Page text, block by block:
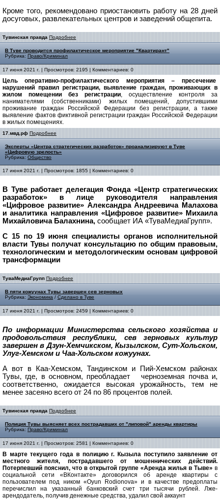
Кроме того, рекомендовано приостановить работу на 28 дней
досуговых, развлекательных центров и заведений общепита.
Тувинская правда Подробнее
В Туве проводится профилактическое мероприятие "Квартирант"
Рубрика: Право/Криминал
17 июня 2021 г. | Просмотров: 2195 | Комментариев: 0
Цель оперативно-профилактического мероприятия – пресечение
нарушений правил регистрации, выявление граждан, проживающих в
жилом помещении без регистрации, осуществление контроля за
нанимателями (собственниками) жилых помещений, допустившими
проживание граждан Российской Федерации без регистрации, а также
выявление фактов фиктивной регистрации граждан Российской Федерации
в жилых помещениях.
17.мвд.рф Подробнее
Эксперты «Центра стратегических разработок» проанализируют в Туве
«Цифровую зрелость»
Рубрика: Общество
17 июня 2021 г. | Просмотров: 1855 | Комментариев: 0
В Туве работает делегация Фонда «Центр стратегических
разработок» в лице руководителя направления
«Цифровое развитие» Александра Андреевича Малахова
и аналитика направления «Цифровое развитие» Михаила
Михайловича Балахнина, сообщает ИА «ТуваМедиаГрупп».
С 15 по 19 июня специалисты органов исполнительной
власти Тувы получат консультацию по общим правовым,
технологическим и методологическим основам цифровой
трансформации
ТуваМедиаГрупп Подробнее
В пяти кожуунах Тувы завершен сев зерновых
Рубрика: Экономика / Сделано в Туве
17 июня 2021 г. | Просмотров: 2459 | Комментариев: 0
По информации Министерства сельского хозяйства и
продовольствия республики, сев зерновых культур
завершен в Дзун-Хемчикском, Кызылском, Сут-Хольском,
Улуг-Хемском и Чаа-Хольском кожуунах.
А вот в Каа-Хемском, Тандинском и Пий-Хемском районах
Тувы, где, в основном, преобладает черноземная почва и,
соответственно, ожидается высокая урожайность, тем не
менее засеяно всего от 24 по 86 процентов полей.
Тувинская правда Подробнее
Полиция Тувы выясняет всех пострадавших от "липовой" аренды квартиры
Рубрика: Право/Криминал
17 июня 2021 г. | Просмотров: 2581 | Комментариев: 0
В марте текущего года в полицию г. Кызыла поступило заявление от
местного жителя, пострадавшего от мошеннических действий.
Потерпевший пояснил, что в открытой группе «Аренда жилья в Тыве» в
социальной сети «ВКонтакте» договорился об аренде квартиры с
пользователем под ником «Oyun Rodionova» и в качестве предоплаты
перечислил на указанный банковский счет три тысячи рублей. Лже-
арендодатель, получив денежные средства, удалил свой аккаунт